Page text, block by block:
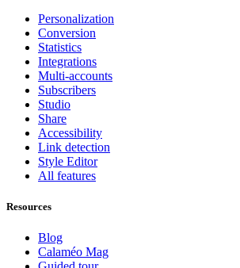
Personalization
Conversion
Statistics
Integrations
Multi-accounts
Subscribers
Studio
Share
Accessibility
Link detection
Style Editor
All features
Resources
Blog
Calaméo Mag